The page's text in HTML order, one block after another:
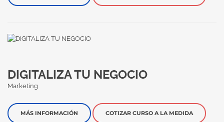
DIGITALIZA TU NEGOCIO
Marketing
MÁS INFORMACIÓN COTIZAR CURSO A LA MEDIDA